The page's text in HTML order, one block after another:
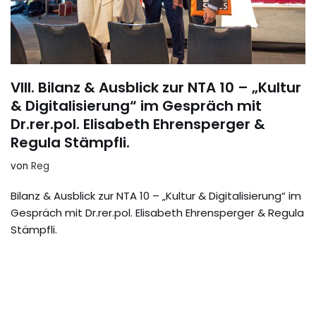
VIII. Bilanz & Ausblick zur NTA 10 – „Kultur
& Digitalisierung“ im Gespräch mit
Dr.rer.pol. Elisabeth Ehrensperger &
Regula Stämpfli.
von Reg
Bilanz & Ausblick zur NTA 10 – „Kultur & Digitalisierung“ im
Gespräch mit Dr.rer.pol. Elisabeth Ehrensperger & Regula
Stämpfli.